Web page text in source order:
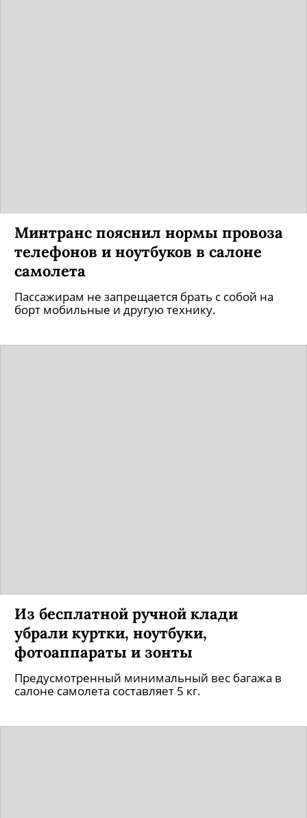
Минтранс пояснил нормы провоза
телефонов и ноутбуков в салоне
самолета
Пассажирам не запрещается брать с собой на
борт мобильные и другую технику.
Из бесплатной ручной клади
убрали куртки, ноутбуки,
фотоаппараты и зонты
Предусмотренный минимальный вес багажа в
салоне самолета составляет 5 кг.